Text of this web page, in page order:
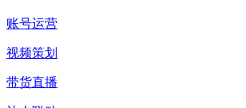
账号运营
视频策划
带货直播